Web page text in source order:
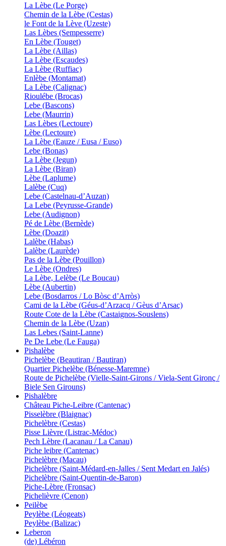
La Lèbe (Le Porge)
Chemin de la Lèbe (Cestas)
le Font de la Lève (Uzeste)
Las Lèbes (Sempesserre)
En Lèbe (Touget)
La Lèbe (Aillas)
La Lèbe (Escaudes)
La Lèbe (Ruffiac)
Enlèbe (Montamat)
La Lèbe (Calignac)
Rioulébe (Brocas)
Lebe (Bascons)
Lebe (Maurrin)
Las Lèbes (Lectoure)
Lèbe (Lectoure)
La Lèbe (Eauze / Eusa / Euso)
Lebe (Bonas)
La Lèbe (Jegun)
La Lèbe (Biran)
Lèbe (Laplume)
Lalèbe (Cuq)
Lebe (Castelnau-d’Auzan)
La Lebe (Peyrusse-Grande)
Lebe (Audignon)
Pé de Lèbe (Bernède)
Lèbe (Doazit)
Lalèbe (Habas)
Lalèbe (Laurède)
Pas de la Lèbe (Pouillon)
Le Lèbe (Ondres)
La Lèbe, Lelèbe (Le Boucau)
Lèbe (Aubertin)
Lebe (Bosdarros / Lo Bòsc d’Arròs)
Cami de la Lèbe (Géus-d’Arzacq / Gèus d’Arsac)
Route Cote de la Lèbe (Castaignos-Souslens)
Chemin de la Lèbe (Uzan)
Las Lebes (Saint-Lanne)
Pe De Lebe (Le Fauga)
Pishalèbe
Pichelèbe (Beautiran / Bautiran)
Quartier Pichelèbe (Bénesse-Maremne)
Route de Pichelèbe (Vielle-Saint-Girons / Viela-Sent Gironç /
Biele Sen Girouns)
Pishalèbre
Château Piche-Leibre (Cantenac)
Pisselèbre (Blaignac)
Pichelèbre (Cestas)
Pisse Lièvre (Listrac-Médoc)
Pech Lèbre (Lacanau / La Canau)
Piche leibre (Cantenac)
Pichelèbre (Macau)
Pichelèbre (Saint-Médard-en-Jalles / Sent Medart en Jalés)
Pichelèbre (Saint-Quentin-de-Baron)
Piche-Lèbre (Fronsac)
Pichelièvre (Cenon)
Peilèbe
Peylèbe (Léogeats)
Peylèbe (Balizac)
Leberon
(de) Lébéron